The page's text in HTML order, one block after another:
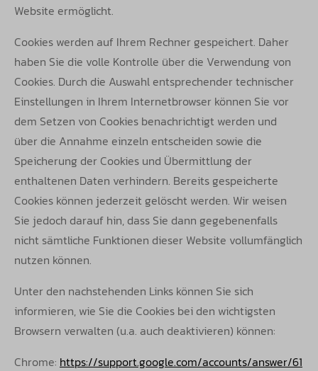
Website ermöglicht.
Cookies werden auf Ihrem Rechner gespeichert. Daher
haben Sie die volle Kontrolle über die Verwendung von
Cookies. Durch die Auswahl entsprechender technischer
Einstellungen in Ihrem Internetbrowser können Sie vor
dem Setzen von Cookies benachrichtigt werden und
über die Annahme einzeln entscheiden sowie die
Speicherung der Cookies und Übermittlung der
enthaltenen Daten verhindern. Bereits gespeicherte
Cookies können jederzeit gelöscht werden. Wir weisen
Sie jedoch darauf hin, dass Sie dann gegebenenfalls
nicht sämtliche Funktionen dieser Website vollumfänglich
nutzen können.
Unter den nachstehenden Links können Sie sich
informieren, wie Sie die Cookies bei den wichtigsten
Browsern verwalten (u.a. auch deaktivieren) können:
Chrome: https://support.google.com/accounts/answer/61